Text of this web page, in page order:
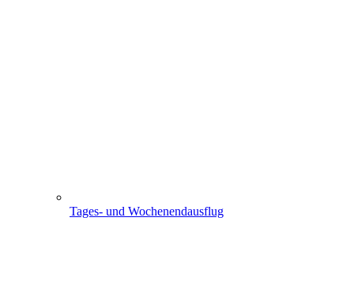
Tages- und Wochenendausflug